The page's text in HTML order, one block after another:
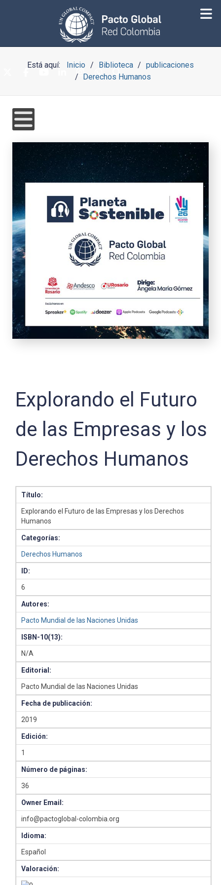
Está aquí: Inicio Biblioteca
publicaciones
Derechos Humanos
Explorando el Futuro
de las Empresas y los
Derechos Humanos
Título:
Explorando el Futuro de las Empresas y los Derechos
Humanos
Categorías:
Derechos Humanos
ID:
6
Autores:
Pacto Mundial de las Naciones Unidas
ISBN-10(13):
N/A
Editorial:
Pacto Mundial de las Naciones Unidas
Fecha de publicación:
2019
Edición:
1
Número de páginas:
36
Owner Email:
info@pactoglobal-colombia.org
Idioma:
Español
Valoración: